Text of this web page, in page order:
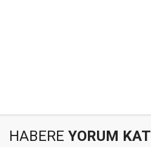
HABERE YORUM KAT